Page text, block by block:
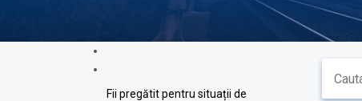
Fii pregătit pentru situații de